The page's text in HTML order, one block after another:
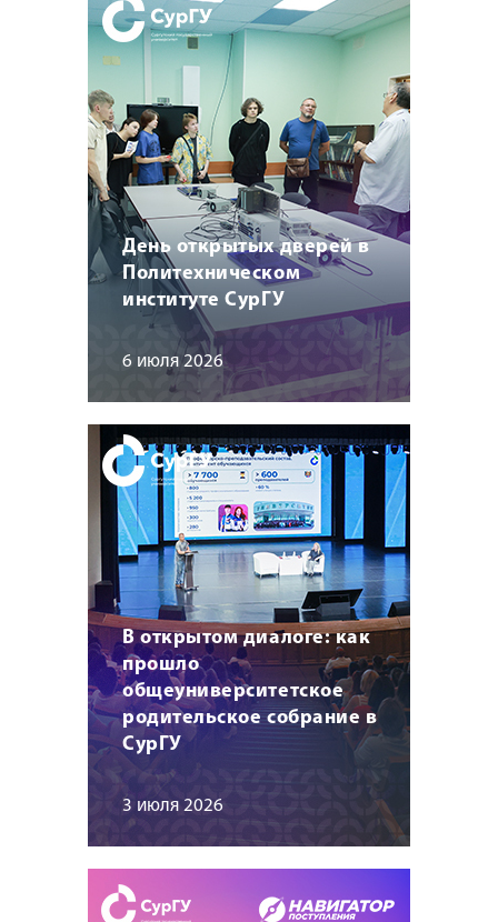
День открытых дверей в
Политехническом
институте СурГУ
6 июля 2026
В открытом диалоге: как
прошло
общеуниверситетское
родительское собрание в
СурГУ
3 июля 2026